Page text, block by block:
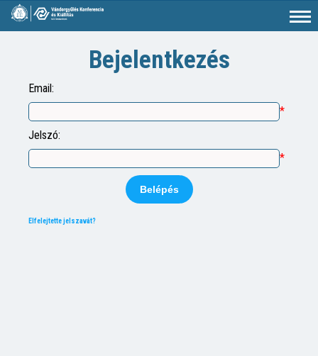
Bejelentkezés
Email:
*
Jelszó:
*
Elfelejtette jelszavát?